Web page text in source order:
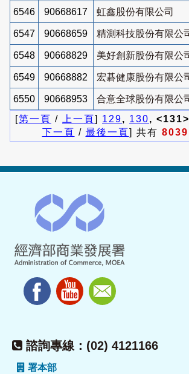
6546 90668617 虹鑫股份有限公司
6547 90668659 精測科技股份有限公
6548 90668829 美好創新股份有限公
6549 90668882 宏碁健康股份有限公
6550 90668953
合意全球股份有限公
[第一頁 / 上一頁] 129, 130,
下一頁 / 最後一頁] 共有 8039
諮詢專線：(02) 4121166
署本部